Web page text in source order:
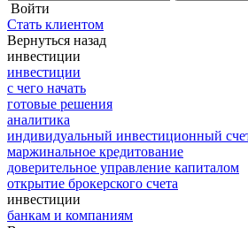
Войти
Стать клиентом
Вернуться назад
инвестиции
инвестиции
с чего начать
готовые решения
аналитика
индивидуальный инвестиционный
маржинальное кредитование
доверительное управление капиталом
открытие брокерского счета
инвестиции
банкам и компаниям